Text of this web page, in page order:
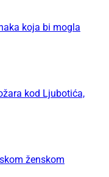
koja bi mogla
kod Ljubotića,
ženskom